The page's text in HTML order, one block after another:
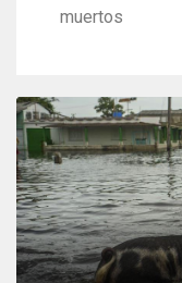
muertos